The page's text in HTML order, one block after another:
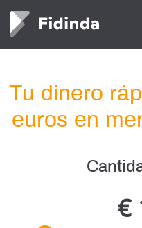
Tu dinero
euros en
€